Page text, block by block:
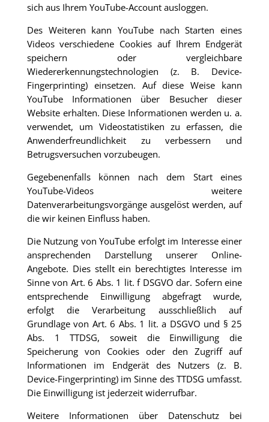
sich aus Ihrem YouTube-Account ausloggen.
Des Weiteren kann YouTube nach Starten eines
Videos verschiedene Cookies auf Ihrem Endgerät
speichern oder vergleichbare
Wiedererkennungstechnologien (z. B. Device-
Fingerprinting) einsetzen. Auf diese Weise kann
YouTube Informationen über Besucher dieser
Website erhalten. Diese Informationen werden u. a.
verwendet, um Videostatistiken zu erfassen, die
Anwenderfreundlichkeit zu verbessern und
Betrugsversuchen vorzubeugen.
Gegebenenfalls können nach dem Start eines
YouTube-Videos weitere
Datenverarbeitungsvorgänge ausgelöst werden, auf
die wir keinen Einfluss haben.
Die Nutzung von YouTube erfolgt im Interesse einer
ansprechenden Darstellung unserer Online-
Angebote. Dies stellt ein berechtigtes Interesse im
Sinne von Art. 6 Abs. 1 lit. f DSGVO dar. Sofern eine
entsprechende Einwilligung abgefragt wurde,
erfolgt die Verarbeitung ausschließlich auf
Grundlage von Art. 6 Abs. 1 lit. a DSGVO und § 25
Abs. 1 TTDSG, soweit die Einwilligung die
Speicherung von Cookies oder den Zugriff auf
Informationen im Endgerät des Nutzers (z. B.
Device-Fingerprinting) im Sinne des TTDSG umfasst.
Die Einwilligung ist jederzeit widerrufbar.
Weitere Informationen über Datenschutz bei